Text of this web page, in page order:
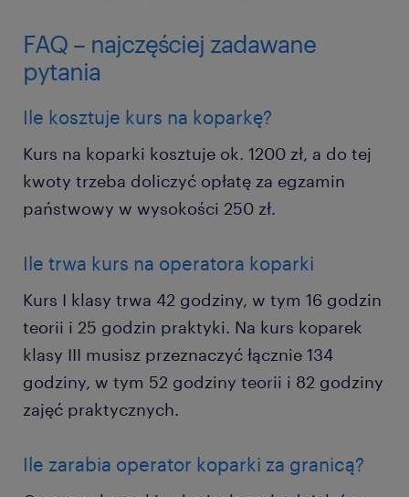
FAQ – najczęściej zadawane
pytania
Ile kosztuje kurs na koparkę?
Kurs na koparki kosztuje ok. 1200 zł, a do tej
kwoty trzeba doliczyć opłatę za egzamin
państwowy w wysokości 250 zł.
Ile trwa kurs na operatora koparki
Kurs I klasy trwa 42 godziny, w tym 16 godzin
teorii i 25 godzin praktyki. Na kurs koparek
klasy III musisz przeznaczyć łącznie 134
godziny, w tym 52 godziny teorii i 82 godziny
zajęć praktycznych.
Ile zarabia operator koparki za granicą?